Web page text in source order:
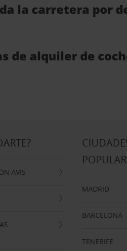
la carretera por
de alquiler de
AVIS
MADRID
BARCELONA
TENERIFE